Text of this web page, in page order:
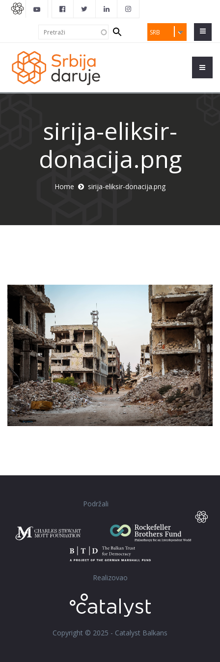
SRB
Search
form
sirija-eliksir-
donacija.png
Home sirija-eliksir-donacija.png
Podržali
Realizovao
Copyright © 2025 - Catalyst Balkans